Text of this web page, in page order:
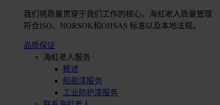
我们将质量贯穿于我们工作的核心。海虹老人质量管理
符合ISO、NORSOK和OHSAS 标准以及本地法规。
品质保证
海虹老人服务
概述
船舶漆服务
工业防护漆服务